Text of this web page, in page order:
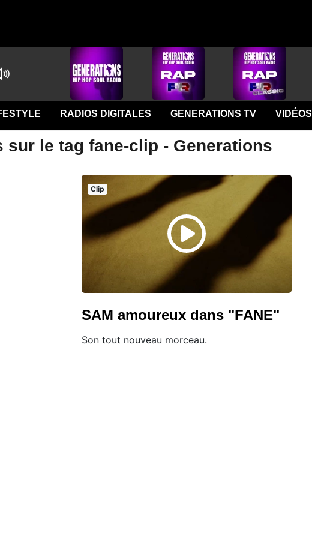
RADIOS DIGITALES GENERATIONS TV VIDÉOS
sur le tag fane-clip - Generations
Clip
SAM amoureux dans "FANE"
Son tout nouveau morceau.